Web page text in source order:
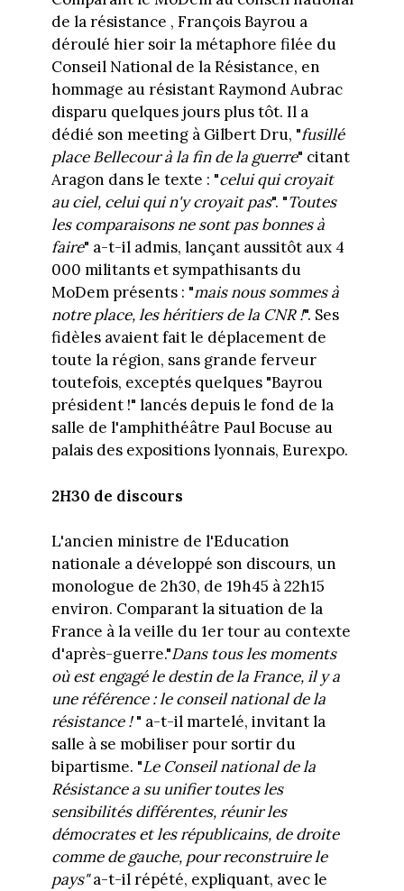
de la résistance , François Bayrou a
déroulé hier soir la métaphore filée du
Conseil National de la Résistance, en
hommage au résistant Raymond Aubrac
disparu quelques jours plus tôt. Il a
dédié son meeting à Gilbert Dru, "fusillé
place Bellecour à la fin de la guerre" citant
Aragon dans le texte : "celui qui croyait
au ciel, celui qui n'y croyait pas". "Toutes
les comparaisons ne sont pas bonnes à
faire" a-t-il admis, lançant aussitôt aux 4
000 militants et sympathisants du
MoDem présents : "mais nous sommes à
notre place, les héritiers de la CNR !". Ses
fidèles avaient fait le déplacement de
toute la région, sans grande ferveur
toutefois, exceptés quelques "Bayrou
président !" lancés depuis le fond de la
salle de l'amphithéâtre Paul Bocuse au
palais des expositions lyonnais, Eurexpo.
2H30 de discours
L'ancien ministre de l'Education
nationale a développé son discours, un
monologue de 2h30, de 19h45 à 22h15
environ. Comparant la situation de la
France à la veille du 1er tour au contexte
d'après-guerre."Dans tous les moments
où est engagé le destin de la France, il y a
une référence : le conseil national de la
résistance !" a-t-il martelé, invitant la
salle à se mobiliser pour sortir du
bipartisme. "Le Conseil national de la
Résistance a su unifier toutes les
sensibilités différentes, réunir les
démocrates et les républicains, de droite
comme de gauche, pour reconstruire le
pays"a-t-il répété, expliquant, avec le